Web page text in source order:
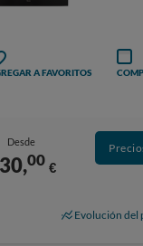
A FAVORITOS
Desde
00 €
Evolución del